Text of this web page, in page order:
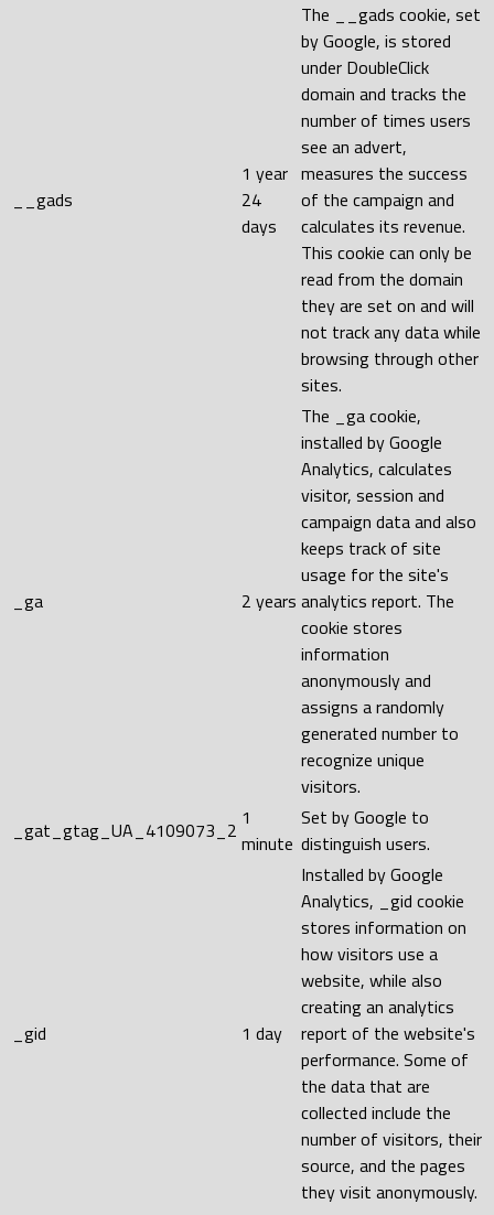
__gads
1 year
24
days
The __gads cookie, set
by Google, is stored
under DoubleClick
domain and tracks the
number of times users
see an advert,
measures the success
of the campaign and
calculates its revenue.
This cookie can only be
read from the domain
they are set on and will
not track any data while
browsing through other
sites.
_ga 2 years
The _ga cookie,
installed by Google
Analytics, calculates
visitor, session and
campaign data and also
keeps track of site
usage for the site's
analytics report. The
cookie stores
information
anonymously and
assigns a randomly
generated number to
recognize unique
visitors.
_gat_gtag_UA_4109073_2 1
minute
Set by Google to
distinguish users.
_gid 1 day
Installed by Google
Analytics, _gid cookie
stores information on
how visitors use a
website, while also
creating an analytics
report of the website's
performance. Some of
the data that are
collected include the
number of visitors, their
source, and the pages
they visit anonymously.